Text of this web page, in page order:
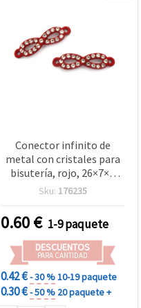
Conector infinito de
metal con cristales para
bisutería, rojo, 26×7×2
mm, agujero 1,5 mm – 2
Sku: 176235
0.60€ 1-9 paquete
DESCUENTOS
PARA CANTIDAD
0.42 €- 30 %10-19 paquete
0.30 €- 50 % 20 paquete +